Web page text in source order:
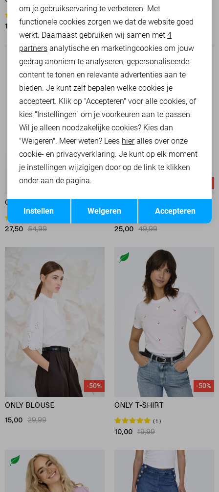
10,00 19,99
-50%
ONLY JURK
27,50 54,99
Juicy
25,00 49,99
-50%
ONLY BLOUSE
15,00 29,99
-50%
ONLY T-SHIRT
1
10,00 19,99
Personalisatie cookies
Analytische cookies
Marketing cookies
Terug Opslaan
om je gebruikservaring te verbeteren. Met
functionele cookies zorgen we dat de website goed
werkt. Daarnaast gebruiken wij samen met 4
partners analytische en marketingcookies om jouw
gedrag anoniem te analyseren, gepersonaliseerde
content te tonen en relevante advertenties aan te
bieden. Je kunt zelf bepalen welke cookies je
accepteert. Klik op "Accepteren" voor alle cookies, of
kies "Instellingen" om je voorkeuren aan te passen.
Wil je alleen noodzakelijke cookies? Kies dan
"Weigeren". Meer weten? Lees hieralles over onze
cookie- en privacyverklaring. Je kunt op elk moment
je instellingen wijzigigen door op de link te klikken
onder aan de pagina.
Accepteren
Weigeren
Instellen